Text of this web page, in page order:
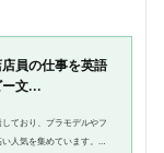
員の仕事を英語
文...
ており、プラモデルやフ
人気を集めています。こ